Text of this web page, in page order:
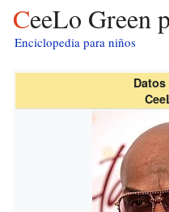
CeeLo Green
Enciclopedia para niños